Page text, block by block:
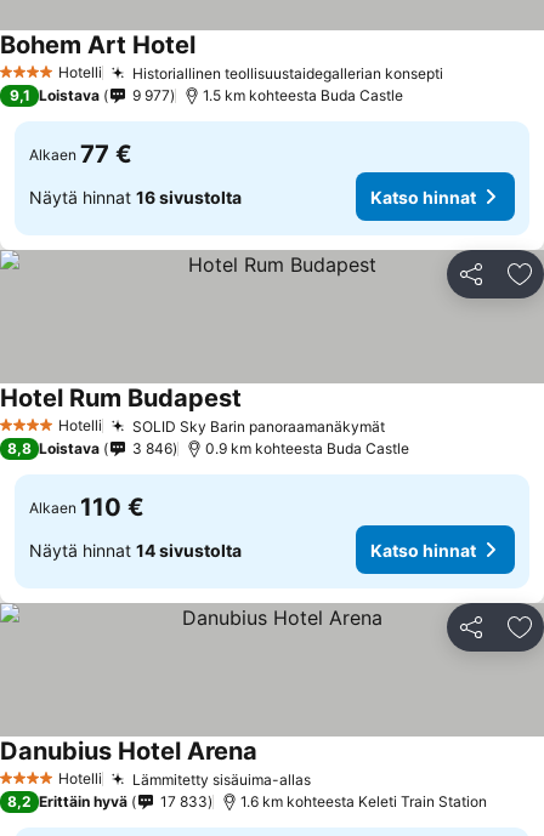
4 Tähtiluokitus
Hotelli Historiallinen teollisuustaidegallerian konsepti
Bohem Art Hotel
9,1 Loistava 9 977 1.5 km kohteesta Buda Castle
Alkaen 77 €
Näytä hinnat 16 sivustolta Katso hinnat
Jaa
4 Tähtiluokitus
Hotelli SOLID Sky Barin panoraamanäkymät
Hotel Rum Budapest
8,8 Loistava 3 846 0.9 km kohteesta Buda Castle
Alkaen 110 €
Näytä hinnat 14 sivustolta Katso hinnat
Jaa
4 Tähtiluokitus
Hotelli Lämmitetty sisäuima-allas
Danubius Hotel Arena
8,2 Erittäin hyvä 17 833 1.6 km kohteesta Keleti Train Station